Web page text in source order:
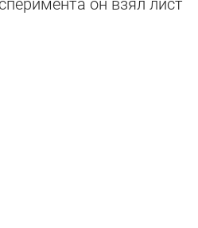
он взял лист